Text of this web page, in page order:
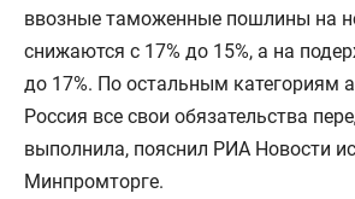
ввозные таможенные пошлины на
снижаются с 17% до 15%, а на
до 17%. По остальным категориям
Россия все свои обязательства
выполнила, пояснил РИА Новости
Минпромторге.